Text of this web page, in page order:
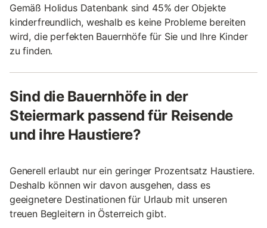
Gemäß Holidus Datenbank sind 45% der Objekte
kinderfreundlich, weshalb es keine Probleme bereiten
wird, die perfekten Bauernhöfe für Sie und Ihre Kinder
zu finden.
Sind die Bauernhöfe in der
Steiermark passend für Reisende
und ihre Haustiere?
Generell erlaubt nur ein geringer Prozentsatz Haustiere.
Deshalb können wir davon ausgehen, dass es
geeignetere Destinationen für Urlaub mit unseren
treuen Begleitern in Österreich gibt.